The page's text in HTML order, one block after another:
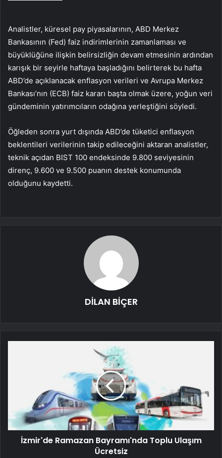
Analistler, küresel pay piyasalarının, ABD Merkez
Bankasının (Fed) faiz indirimlerinin zamanlaması ve
büyüklüğüne ilişkin belirsizliğin devam etmesinin ardından
karışık bir seyirle haftaya başladığını belirterek bu hafta
ABD’de açıklanacak enflasyon verileri ve Avrupa Merkez
Bankası’nın (ECB) faiz kararı başta olmak üzere, yoğun veri
gündeminin yatırımcıların odağına yerleştiğini söyledi.
Öğleden sonra yurt dışında ABD’de tüketici enflasyon
beklentileri verilerinin takip edileceğini aktaran analistler,
teknik açıdan BIST 100 endeksinde 9.800 seviyesinin
direnç, 9.600 ve 9.500 puanın destek konumunda
olduğunu kaydetti.
DİLAN BİÇER
İzmir'de Ramazan Bayramı'nda Toplu Ulaşım
Ücretsiz